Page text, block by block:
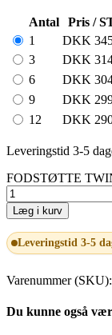
Antal Pris /
1
DKK
3
DKK
6 DKK
9 DKK
12 DKK
Leveringstid 3-5
FODSTØTTE
Læg i kurv
Leveringstid 3-5
Varenummer (SKU):
Du kunne også